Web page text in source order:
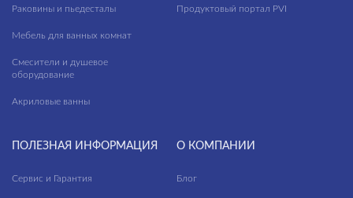
Раковины и пьедесталы
Мебель для ванных комнат
Смесители и душевое
оборудование
Акриловые ванны
Продуктовый портал PVI
ПОЛЕЗНАЯ ИНФОРМАЦИЯ
Сервис и Гарантия
О КОМПАНИИ
Блог